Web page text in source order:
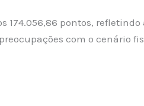
174.056,86 pontos, refletindo
com o cenário